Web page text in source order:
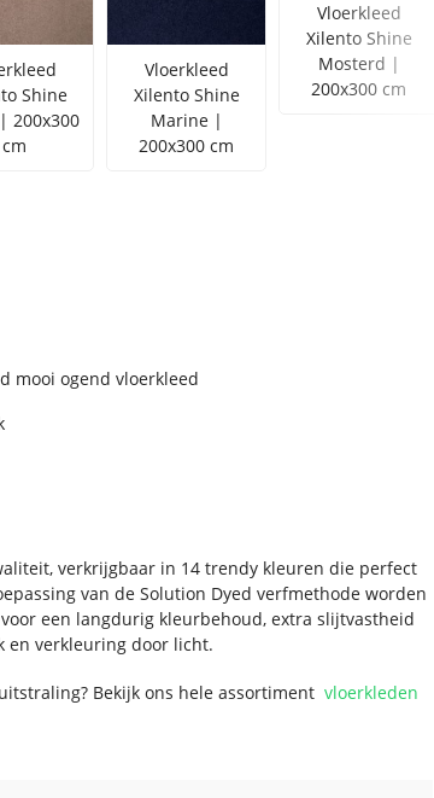
Shine
200x300
cm
Vloerkleed
Xilento Shine
Marine |
200x300 cm
Vloerkleed
Xilento Shine
Mosterd |
200x300 cm
mooi ogend vloerkleed
verkrijgbaar in 14 trendy kleuren die perfect
van de Solution Dyed verfmethode worden
een langdurig kleurbehoud, extra slijtvastheid
en verkleuring door licht.
Bekijk ons hele assortimentvloerkleden